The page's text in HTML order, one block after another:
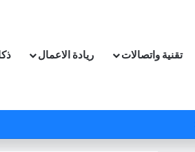
تقنية واتصالات ريادة الاعمال